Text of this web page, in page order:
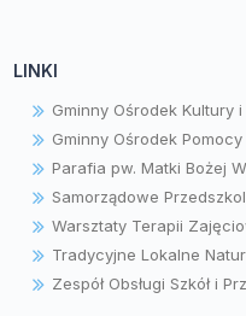
LINKI
Gminny Ośrodek Kultury
Gminny Ośrodek Pomocy
Parafia pw. Matki Bożej
Samorządowe
Warsztaty Terapii
Tradycyjne Lokalne
Zespół Obsługi Szkół i